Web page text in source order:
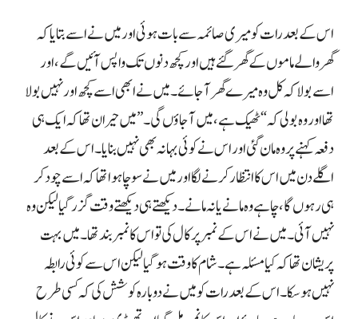
اس کے بعد رات کو میری صائمہ سے بات ہوئی اور میں نے اسے بتایا کہ
گھر والے ماموں کے گھر گئے ہیں اور کچھ دنوں تک واپس آئیں گے، اور
اسے بولا کہ کل وہ میرے گھر آ جائے۔ میں نے ابھی اسے کچھ اور نہیں بولا
تھا اور وہ بولی کہ “ٹھیک ہے، میں آ جاؤں گی۔” میں حیران تھا کہ ایک ہی
دفعہ کہنے پر وہ مان گئی اور اس نے کوئی بہانہ بھی نہیں بنایا۔ اس کے بعد
اگلے دن میں اس کا انتظار کرنے لگا اور میں نے سوچا ہوا تھا کہ اسے چود کر
ہی رہوں گا، چاہے وہ مانے یا نہ مانے۔ دیکھتے ہی دیکھتے وقت گزر گیا لیکن وہ
نہیں آئی۔ میں نے اس کے نمبر پر کال کی تو اس کا نمبر بند تھا۔ میں بہت
پریشان تھا کہ کیا مسئلہ ہے۔ شام کا وقت ہو گیا لیکن اس سے کوئی رابطہ
نہیں ہو سکا۔ اس کے بعد رات کو میں نے دوبارہ کوشش کی کہ کسی طرح